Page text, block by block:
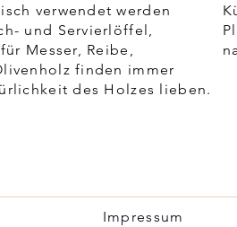
verwendet werden
und Servierlöffel,
Messer, Reibe,
finden immer
des Holzes lieben.
Impressum